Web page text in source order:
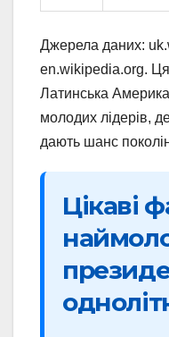
Джерела даних:
en.wikipedia.org. Ця
Латинська
молодих лідерів,
дають шанс
Цікаві